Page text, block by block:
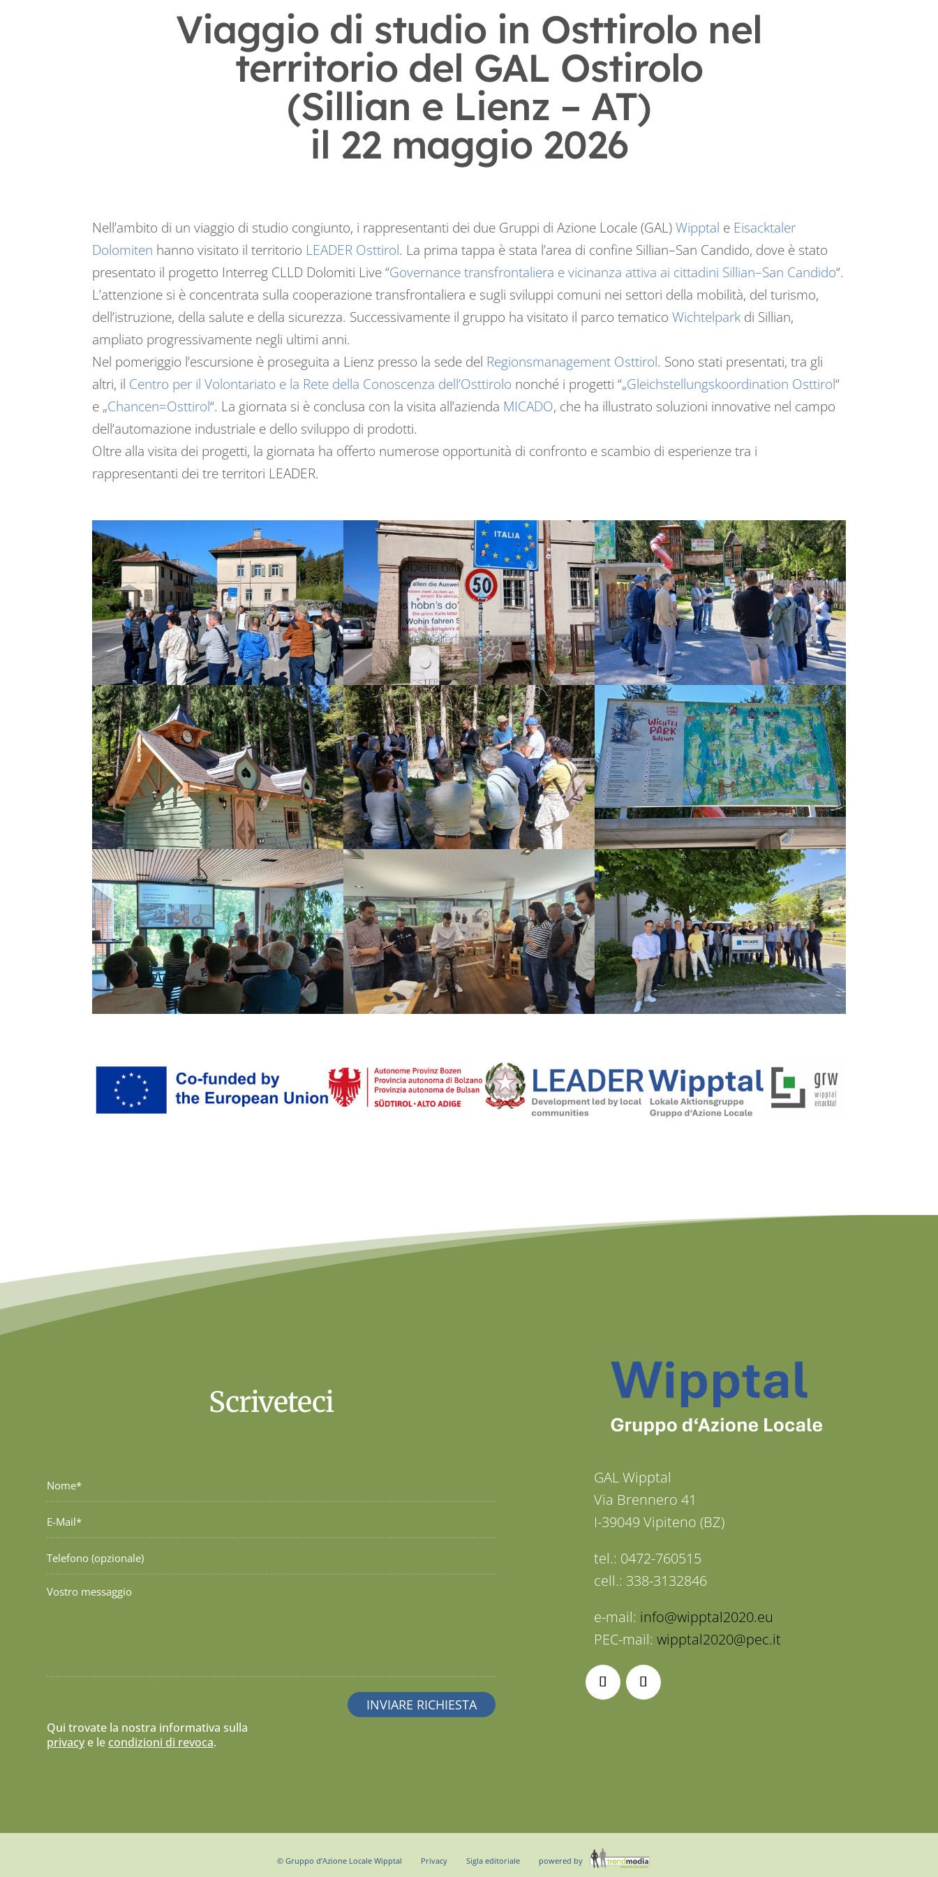
Viaggio di studio in Osttirolo nel
territorio del GAL Ostirolo
(Sillian e Lienz – AT)
il 22 maggio 2026
Nell’ambito di un viaggio di studio congiunto, i rappresentanti dei due Gruppi di Azione Locale (GAL)Wipptal e Eisacktaler
Dolomiten hanno visitato il territorio LEADER Osttirol. La prima tappa è stata l’area di confine Sillian–San Candido, dove è stato
presentato il progetto Interreg CLLD Dolomiti Live “Governance transfrontaliera e vicinanza attiva ai cittadini Sillian–San Candido“.
L’attenzione si è concentrata sulla cooperazione transfrontaliera e sugli sviluppi comuni nei settori della mobilità, del turismo,
dell’istruzione, della salute e della sicurezza. Successivamente il gruppo ha visitato il parco tematico Wichtelpark di Sillian,
ampliato progressivamente negli ultimi anni.
Nel pomeriggio l’escursione è proseguita a Lienz presso la sede del Regionsmanagement Osttirol. Sono stati presentati, tra gli
altri, il Centro per il Volontariato e la Rete della Conoscenza dell’Osttirolo nonché i progetti “„Gleichstellungskoordination Osttirol“
e „Chancen=Osttirol“. La giornata si è conclusa con la visita all’azienda MICADO, che ha illustrato soluzioni innovative nel campo
dell’automazione industriale e dello sviluppo di prodotti.
Oltre alla visita dei progetti, la giornata ha offerto numerose opportunità di confronto e scambio di esperienze tra i
rappresentanti dei tre territori LEADER.
Scriveteci
Qui trovate la nostra informativa sulla
privacy e le condizioni di revoca.
GAL Wipptal
Via Brennero 41
I-39049 Vipiteno (BZ)
tel.: 0472-760515
cell.: 338-3132846
e-mail: info@wipptal2020.eu
PEC-mail: wipptal2020@pec.it
© Gruppo d’Azione Locale Wipptal Privacy Sigla editoriale powered by